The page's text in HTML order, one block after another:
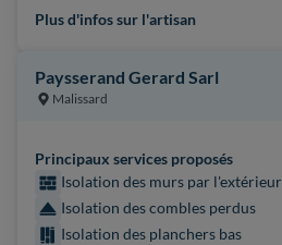
Plus d'infos sur l'artisan
Paysserand Gerard Sarl
Malissard
Principaux services proposés
Isolation des murs par l'extérieur
Isolation des combles perdus
Isolation des planchers bas